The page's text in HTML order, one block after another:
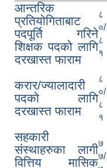
आन्तरिक
प्रतियोगिताबाट
पदपूर्ति गरिने
शिक्षक पदको लागि
दरखास्त फाराम
८
०/
८
१
करार/ज्यालादारी
पदको लागि
दरखास्त फाराम
८
०/
८
१
सहकारी
संस्थाहरुका लागी
वित्तिय मासिक
७
७/